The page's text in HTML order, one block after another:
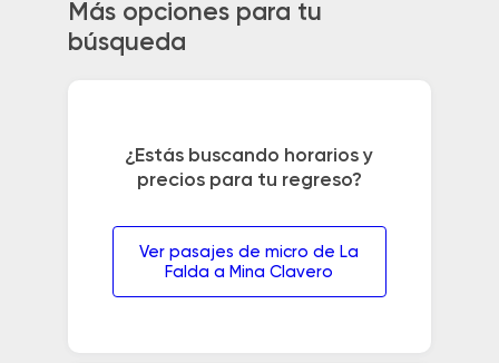
Más opciones para tu
búsqueda
¿Estás buscando horarios y
precios para tu regreso?
Ver pasajes de micro de La
Falda a Mina Clavero